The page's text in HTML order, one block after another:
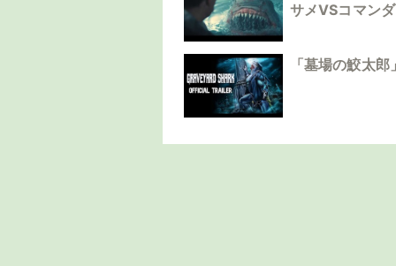
サメVSコマン
「墓場の鮫太